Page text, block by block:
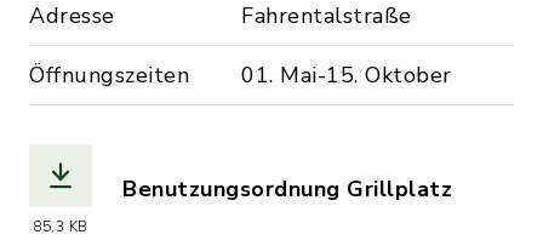
Adresse Fahrentalstraße
Öffnungszeiten 01. Mai-15. Oktober
85,3 KB
Benutzungsordnung Grillplatz